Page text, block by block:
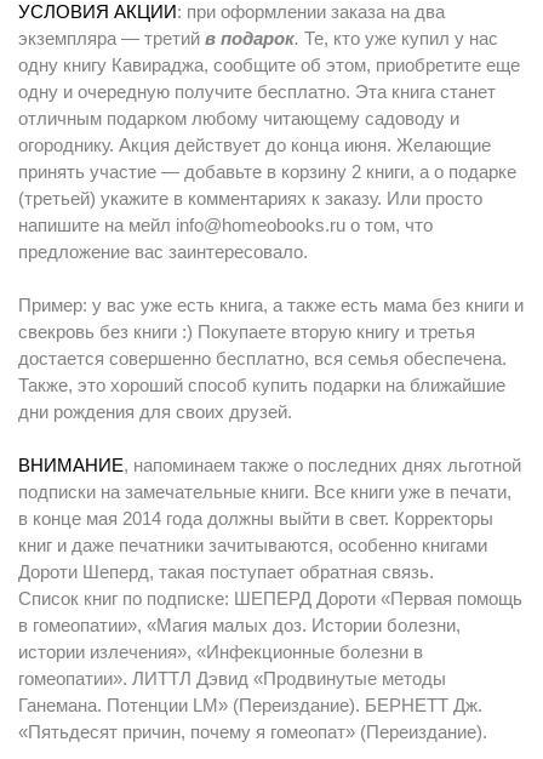
УСЛОВИЯ АКЦИИ: при оформлении заказа на два
экземпляра — третий в подарок. Те, кто уже купил у нас
одну книгу Кавираджа, сообщите об этом, приобретите еще
одну и очередную получите бесплатно. Эта книга станет
отличным подарком любому читающему садоводу и
огороднику. Акция действует до конца июня. Желающие
принять участие — добавьте в корзину 2 книги, а о подарке
(третьей) укажите в комментариях к заказу. Или просто
напишите на мейл info@homeobooks.ru о том, что
предложение вас заинтересовало.
Пример: у вас уже есть книга, а также есть мама без книги и
свекровь без книги :) Покупаете вторую книгу и третья
достается совершенно бесплатно, вся семья обеспечена.
Также, это хороший способ купить подарки на ближайшие
дни рождения для своих друзей.
ВНИМАНИЕ, напоминаем также о последних днях льготной
подписки на замечательные книги. Все книги уже в печати,
в конце мая 2014 года должны выйти в свет. Корректоры
книг и даже печатники зачитываются, особенно книгами
Дороти Шеперд, такая поступает обратная связь.
Список книг по подписке: ШЕПЕРД Дороти «Первая помощь
в гомеопатии», «Магия малых доз. Истории болезни,
истории излечения», «Инфекционные болезни в
гомеопатии». ЛИТТЛ Дэвид «Продвинутые методы
Ганемана. Потенции LM» (Переиздание). БЕРНЕТТ Дж.
«Пятьдесят причин, почему я гомеопат» (Переиздание).